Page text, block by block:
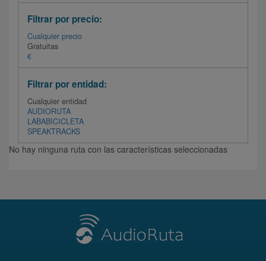
Filtrar por precio:
Cualquier precio
Gratuitas
€
Filtrar por entidad:
Cualquier entidad
AUDIORUTA
LABABICICLETA
SPEAKTRACKS
No hay ninguna ruta con las características seleccionadas